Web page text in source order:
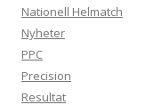
Nationell Helmatch
Nyheter
PPC
Precision
Resultat